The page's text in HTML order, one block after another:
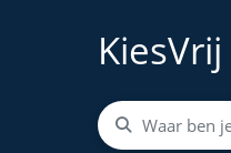
KiesVrij